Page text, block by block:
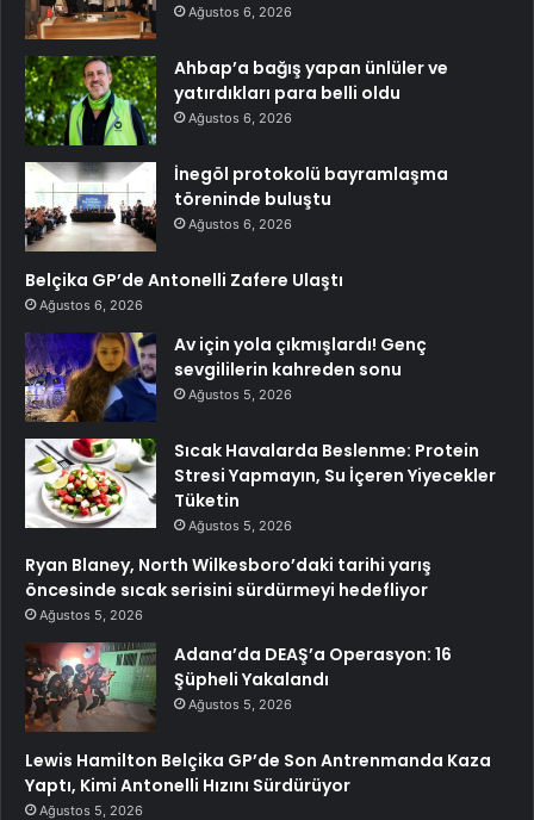
Ağustos 6, 2026
Ahbap’a bağış yapan ünlüler ve
yatırdıkları para belli oldu
Ağustos 6, 2026
İnegöl protokolü bayramlaşma
töreninde buluştu
Ağustos 6, 2026
Belçika GP’de Antonelli Zafere Ulaştı
Ağustos 6, 2026
Av için yola çıkmışlardı! Genç
sevgililerin kahreden sonu
Ağustos 5, 2026
Sıcak Havalarda Beslenme: Protein
Stresi Yapmayın, Su İçeren Yiyecekler
Tüketin
Ağustos 5, 2026
Ryan Blaney, North Wilkesboro’daki tarihi yarış
öncesinde sıcak serisini sürdürmeyi hedefliyor
Ağustos 5, 2026
Adana’da DEAŞ’a Operasyon: 16
Şüpheli Yakalandı
Ağustos 5, 2026
Lewis Hamilton Belçika GP’de Son Antrenmanda Kaza
Yaptı, Kimi Antonelli Hızını Sürdürüyor
Ağustos 5, 2026